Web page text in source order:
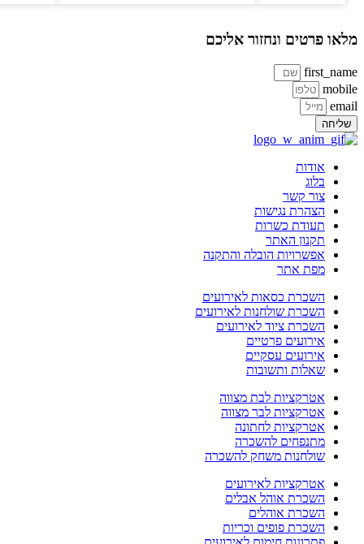
פרטים ונחזור אליכם
שליחה
אודות
בלוג
צור קשר
הצהרת נגישות
תעודת כשרות
תקנון האתר
אפשרויות הובלה והתקנה
מפת אתר
השכרת כסאות לאירועים
השכרת שולחנות לאירועים
השכרת ציוד לאירועים
אירועים פרטיים
אירועים עסקיים
שאלות ותשובות
אטרקציות לבת מצווה
אטרקציות לבר מצווה
אטרקציות לחתונה
מתנפחים להשכרה
שולחנות משחק להשכרה
אטרקציות לאירועים
השכרת אוהל אבלים
השכרת אוהלים
השכרת פופים וכריות